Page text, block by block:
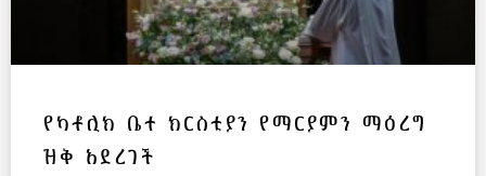
የካቶሊክ ቤተ ክርስቲያን የማርያምን ማዕረግ
ዝቅ አደረገች